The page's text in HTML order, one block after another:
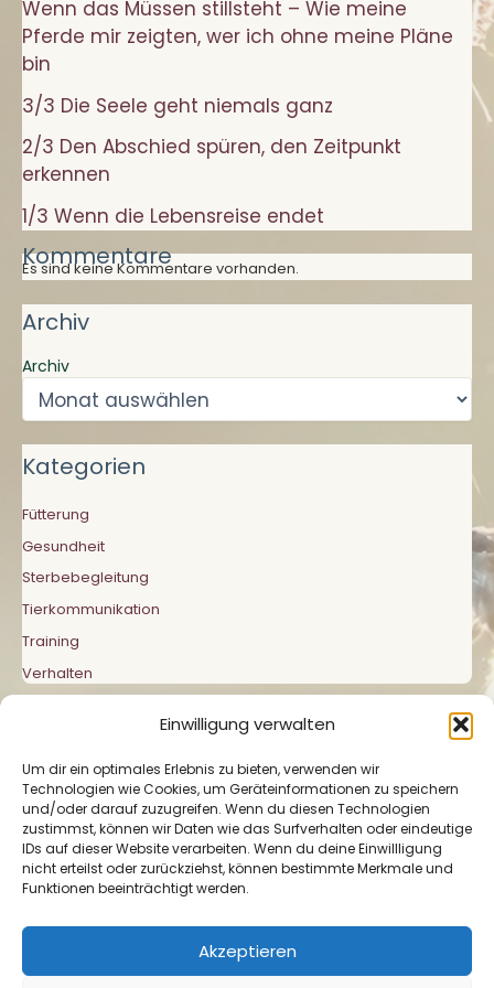
Einwilligung verwalten
Um dir ein optimales Erlebnis zu bieten, verwenden wir
Technologien wie Cookies, um Geräteinformationen zu speichern
und/oder darauf zuzugreifen. Wenn du diesen Technologien
zustimmst, können wir Daten wie das Surfverhalten oder eindeutige
IDs auf dieser Website verarbeiten. Wenn du deine Einwillligung
nicht erteilst oder zurückziehst, können bestimmte Merkmale und
Funktionen beeinträchtigt werden.
Akzeptieren
Wenn das Müssen stillsteht – Wie meine
Pferde mir zeigten, wer ich ohne meine Pläne
bin
3/3 Die Seele geht niemals ganz
2/3 Den Abschied spüren, den Zeitpunkt
erkennen
1/3 Wenn die Lebensreise endet
Kommentare
Es sind keine Kommentare vorhanden.
Archiv
Archiv
Kategorien
Fütterung
Gesundheit
Sterbebegleitung
Tierkommunikation
Training
Verhalten
Impressum|Datenschutzerklärung|Cookie-
Richtlinie